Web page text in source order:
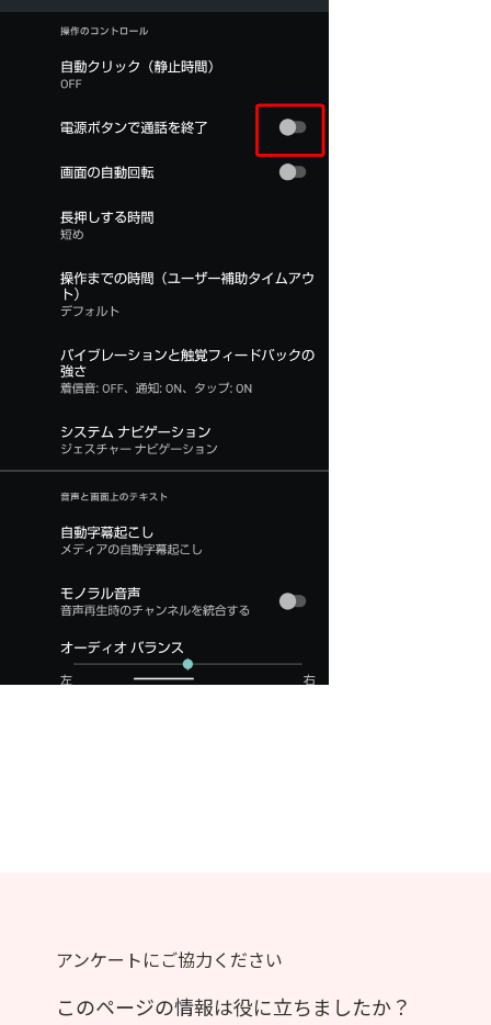
アンケートにご協力ください
このページの情報は役に立ちましたか？